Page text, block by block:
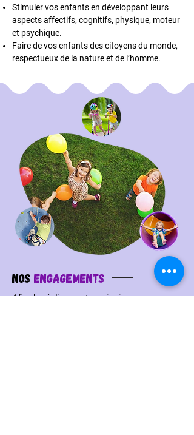
Stimuler vos enfants en développant leurs
aspects affectifs, cognitifs, physique, moteur
et psychique.
Faire de vos enfants des citoyens du monde,
respectueux de la nature et de l’homme.
NoS Engagements
Afin de réaliser notre mission, nous nous